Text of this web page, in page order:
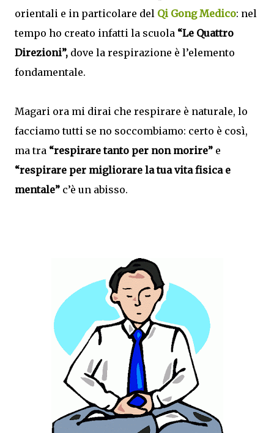
orientali e in particolare del Qi Gong Medico: nel
tempo ho creato infatti la scuola “Le Quattro
Direzioni”, dove la respirazione è l’elemento
fondamentale.
Magari ora mi dirai che respirare è naturale, lo
facciamo tutti se no soccombiamo: certo è così,
ma tra “respirare tanto per non morire” e
“respirare per migliorare la tua vita fisica e
mentale” c’è un abisso.